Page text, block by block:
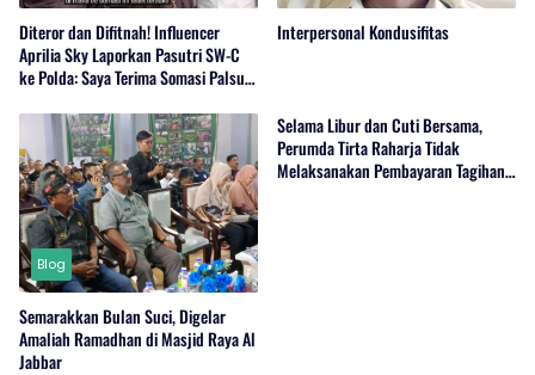
Diteror dan Difitnah! Influencer
Aprilia Sky Laporkan Pasutri SW-C
ke Polda: Saya Terima Somasi Palsu
Interpersonal Kondusifitas
Blog
Semarakkan Bulan Suci, Digelar
Amaliah Ramadhan di Masjid Raya Al
Jabbar
Selama Libur dan Cuti Bersama,
Perumda Tirta Raharja Tidak
Melaksanakan Pembayaran Tagihan